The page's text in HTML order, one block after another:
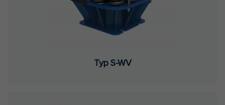
Typ S-WV